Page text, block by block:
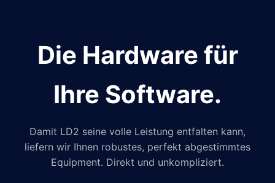
Die Hardware für
Ihre Software.
Damit LD2 seine volle Leistung entfalten kann,
liefern wir Ihnen robustes, perfekt abgestimmtes
Equipment. Direkt und unkompliziert.